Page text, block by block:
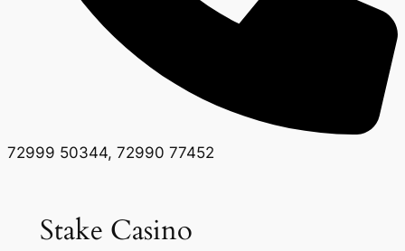
72999 50344, 72990 77452
Stake Casino